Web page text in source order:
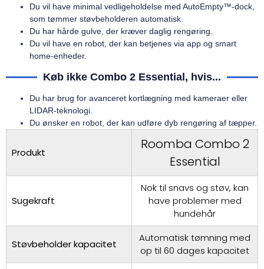
Du vil have minimal vedligeholdelse med AutoEmpty™-dock,
som tømmer støvbeholderen automatisk.
Du har hårde gulve, der kræver daglig rengøring.
Du vil have en robot, der kan betjenes via app og smart
home-enheder.
Køb ikke Combo 2 Essential, hvis...
Du har brug for avanceret kortlægning med kameraer eller
LIDAR-teknologi.
Du ønsker en robot, der kan udføre dyb rengøring af tæpper.
Produkt
Roomba Combo 2
Essential
Sugekraft
Nok til snavs og støv, kan
have problemer med
hundehår
Støvbeholder kapacitet
Automatisk tømning med
op til 60 dages kapacitet